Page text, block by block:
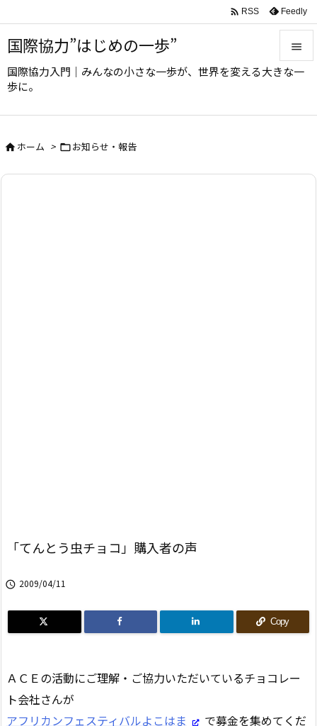
国際協力”はじめの一歩”
国際協力入門｜みんなの小さな一歩が、世界を変える大きな一
歩に。



 RSS Feedly
ホーム > お知らせ・報告
「てんとう虫チョコ」購入者の声
 2009/04/11
Copy
ＡＣＥの活動にご理解・ご協力いただいているチョコレー
ト会社さんが
アフリカンフェスティバルよこはま
で募金を集めてくだ